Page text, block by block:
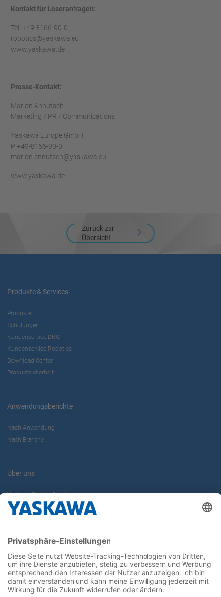
Kontakt für Leseranfragen:
Tel. +49-8166-90-0
robotics@yaskawa.eu
www.yaskawa.de
Presse-Kontakt:
Marion Annutsch
Marketing / PR / Communications
Yaskawa Europe GmbH
P +49-8166-90-0
marion.annutsch@yaskawa.eu
www.yaskawa.de
Zurück zur
Übersicht
Produkte & Services
Produkte
Schulungen
Kundenservice DMC
Kundenservice Robotics
Download Center
Produktsicherheit
Anwendungsberichte
Nach Anwendung
Nach Branche
Über uns
Yaskawa Europe GmbH
Karriere
Newsletter